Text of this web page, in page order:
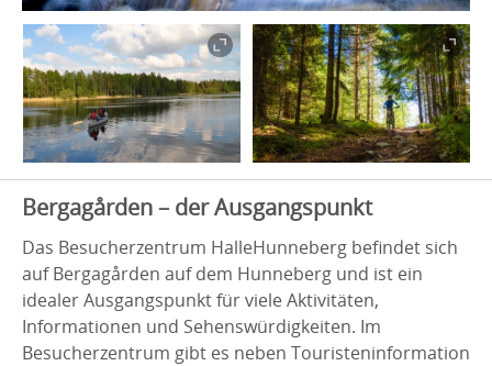
Bergagården – der Ausgangspunkt
Das Besucherzentrum HalleHunneberg befindet sich
auf Bergagården auf dem Hunneberg und ist ein
idealer Ausgangspunkt für viele Aktivitäten,
Informationen und Sehenswürdigkeiten. Im
Besucherzentrum gibt es neben Touristeninformation